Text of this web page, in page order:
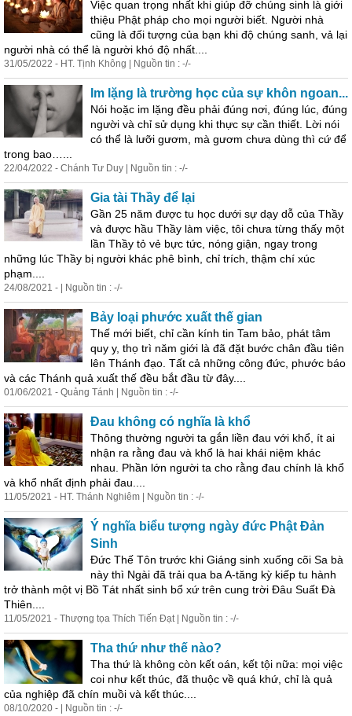
Việc quan trọng nhất khi giúp đỡ chúng sinh là giới
thiệu Phật pháp cho mọi người biết. Người nhà
cũng là đối tượng của bạn khi độ chúng sanh, vả lại
người nhà có thể là người khó độ nhất....
31/05/2022 - HT. Tịnh Không | Nguồn tin : -/-
Im lặng là trường học của sự khôn ngoan...
Nói hoặc im lặng đều phải đúng nơi, đúng lúc, đúng
người và chỉ sử dụng khi thực sự cần thiết. Lời nói
có thể là lưỡi gươm, mà gươm chưa dùng thì cứ để
trong bao…...
22/04/2022 - Chánh Tư Duy | Nguồn tin : -/-
Gia tài Thầy để lại
Gần 25 năm được tu học dưới sự dạy dỗ của Thầy
và được hầu Thầy làm việc, tôi chưa từng thấy một
lần Thầy tỏ vẻ bực tức, nóng giận, ngay trong
những lúc Thầy bị người khác phê bình, chỉ trích, thậm chí xúc
phạm....
24/08/2021 - | Nguồn tin : -/-
Bảy loại phước xuất thế gian
Thế mới biết, chỉ cần kính tin Tam bảo, phát tâm
quy y, thọ trì năm giới là đã đặt bước chân đầu tiên
lên Thánh đạo. Tất cả những công đức, phước báo
và các Thánh quả xuất thế đều bắt đầu từ đây....
01/06/2021 - Quảng Tánh | Nguồn tin : -/-
Đau không có nghĩa là khổ
Thông thường người ta gắn liền đau với khổ, ít ai
nhận ra rằng đau và khổ là hai khái niệm khác
nhau. Phần lớn người ta cho rằng đau chính là khổ
và khổ nhất định phải đau....
11/05/2021 - HT. Thánh Nghiêm | Nguồn tin : -/-
Ý nghĩa biểu tượng ngày đức Phật Đản
Sinh
Đức Thế Tôn trước khi Giáng sinh xuống cõi Sa bà
này thì Ngài đã trải qua ba A-tăng kỳ kiếp tu hành
trở thành một vị Bồ Tát nhất sinh bổ xứ trên cung trời Đâu Suất Đà
Thiên....
11/05/2021 - Thượng tọa Thích Tiến Đạt | Nguồn tin : -/-
Tha thứ như thế nào?
Tha thứ là không còn kết oán, kết tội nữa: mọi việc
coi như kết thúc, đã thuộc về quá khứ, chỉ là quả
của nghiệp đã chín muồi và kết thúc....
08/10/2020 - | Nguồn tin : -/-